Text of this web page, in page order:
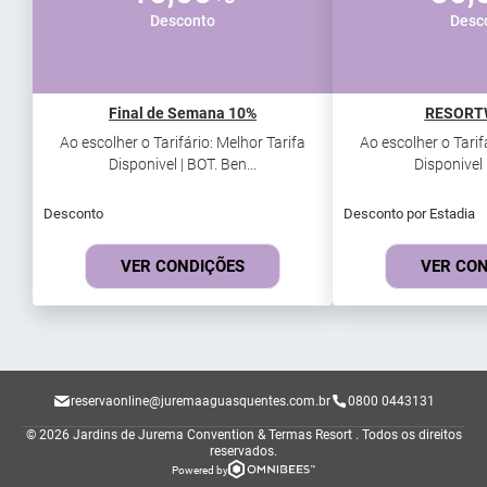
Desconto
Final de Semana 10%
Ao escolher o Tarifário: Melhor Tarifa
Disponivel | BOT. Ben...
Desconto
VER CONDIÇÕES
Ao escolher o
Disponivel
Desconto por Estadia
VER
reservaonline@juremaaguasquentes.com.br 0800 0443131
© 2026 Jardins de Jurema Convention & Termas Resort . Todos os direitos
reservados.
Powered by